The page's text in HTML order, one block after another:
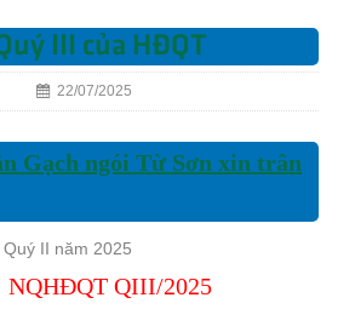
III của HĐQT
22/07/2025
Gạch ngói Từ Sơn xin trân
II năm 2025
NQHĐQT QIII/2025